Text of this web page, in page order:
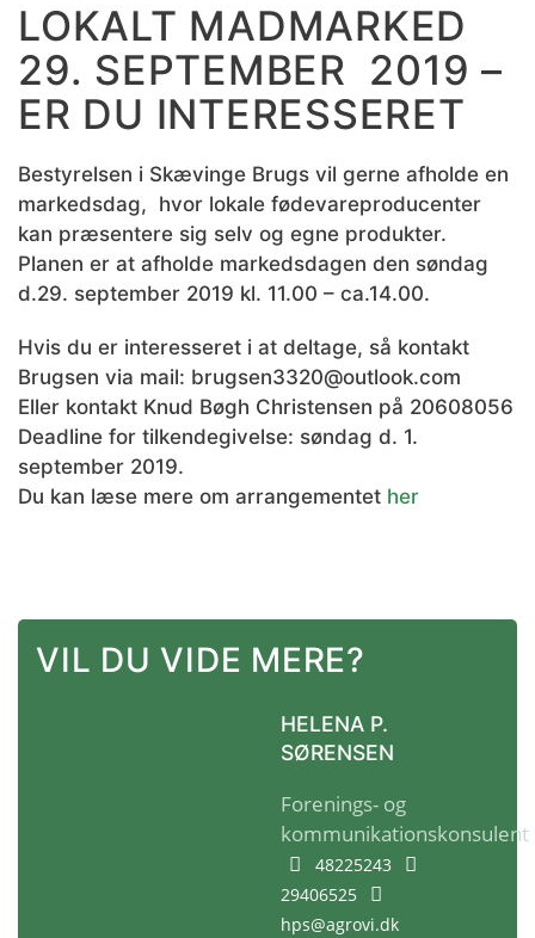
LOKALT MADMARKED
29. SEPTEMBER 2019 –
ER DU INTERESSERET
Bestyrelsen i Skævinge Brugs vil gerne afholde en
markedsdag, hvor lokale fødevareproducenter
kan præsentere sig selv og egne produkter.
Planen er at afholde markedsdagen den søndag
d.29. september 2019 kl. 11.00 – ca.14.00.
Hvis du er interesseret i at deltage, så kontakt
Brugsen via mail: brugsen3320@outlook.com
Eller kontakt Knud Bøgh Christensen på 20608056
Deadline for tilkendegivelse: søndag d. 1.
september 2019.
Du kan læse mere om arrangementet her
VIL DU VIDE MERE?
HELENA P.
SØRENSEN
Forenings- og
kommunikationskonsulent
48225243
29406525
hps@agrovi.dk